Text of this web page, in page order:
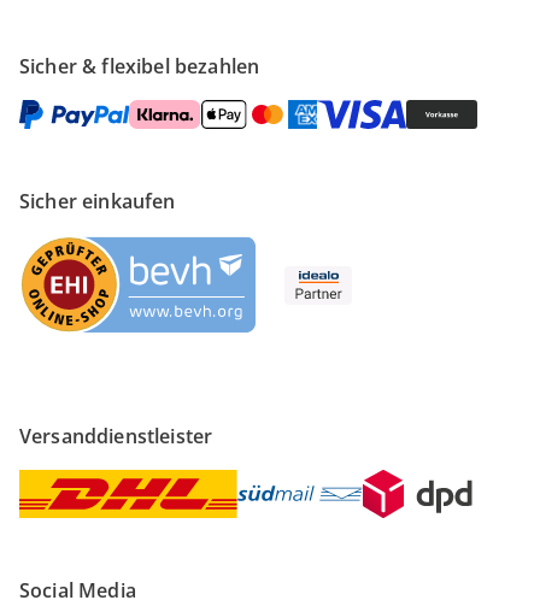
Sicher & flexibel bezahlen
Sicher einkaufen
Versanddienstleister
Social Media